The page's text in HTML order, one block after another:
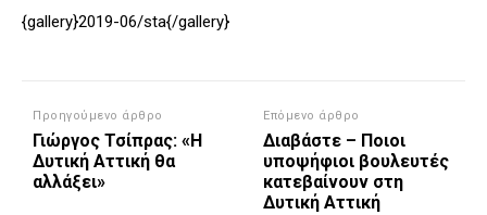
{gallery}2019-06/sta{/gallery}
Προηγούμενο άρθρο
Γιώργος Τσίπρας: «Η
Δυτική Αττική θα
αλλάξει»
Επόμενο άρθρο
Διαβάστε – Ποιοι
υποψήφιοι βουλευτές
κατεβαίνουν στη
Δυτική Αττική